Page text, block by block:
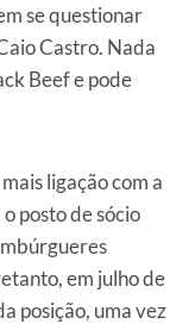
se questionar
Castro. Nada
Beef e pode
ligação com a
posto de sócio
em julho de
posição, uma vez